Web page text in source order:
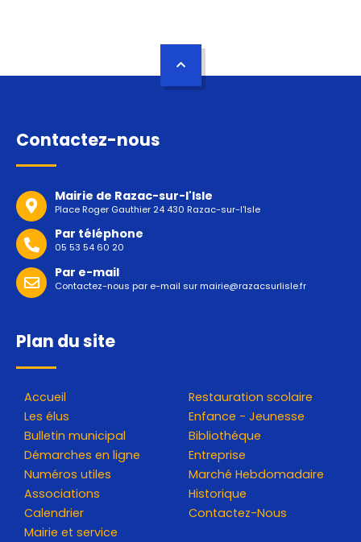
Contactez-nous
Mairie de Razac-sur-l'Isle
Place Roger Gauthier 24 430 Razac-sur-l'Isle
Par téléphone
05 53 54 60 20
Par e-mail
Contactez-nous par e-mail surmairie@razacsurlisle.fr
Plan du site
Accueil
Les élus
Bulletin municipal
Démarches en ligne
Numéros utiles
Associations
Calendrier
Mairie et service
Restauration scolaire
Enfance - Jeunesse
Bibliothéque
Entreprise
Marché Hebdomadaire
Historique
Contactez-Nous